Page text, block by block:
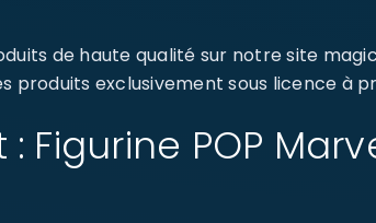
de haute qualité sur notre site
produits exclusivement sous licence à
Figurine POP